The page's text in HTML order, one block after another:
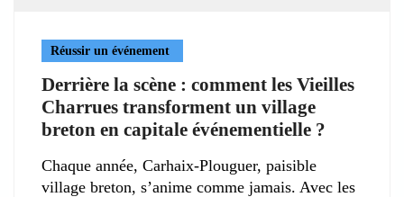
Réussir un événement
Derrière la scène : comment les Vieilles
Charrues transforment un village
breton en capitale événementielle ?
Chaque année, Carhaix-Plouguer, paisible
village breton, s’anime comme jamais. Avec les